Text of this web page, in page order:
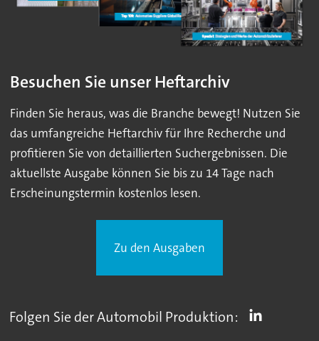
Besuchen Sie unser Heftarchiv
Finden Sie heraus, was die Branche bewegt! Nutzen Sie
das umfangreiche Heftarchiv für Ihre Recherche und
profitieren Sie von detaillierten Suchergebnissen. Die
aktuellste Ausgabe können Sie bis zu 14 Tage nach
Erscheinungstermin kostenlos lesen.
Zu den Ausgaben
Folgen Sie der Automobil Produktion: